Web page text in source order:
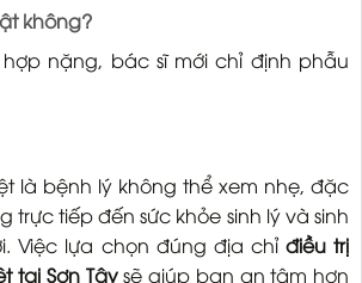
không?
nặng, bác sĩ mới chỉ định phẫu
là bệnh lý không thể xem nhẹ, đặc
trực tiếp đến sức khỏe sinh lý và sinh
Việc lựa chọn đúng địa chỉ điều trị
tại Sơn Tâysẽ giúp bạn an tâm hơn